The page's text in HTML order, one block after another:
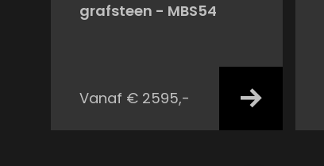
grafsteen - MBS54
Vanaf € 2595,-